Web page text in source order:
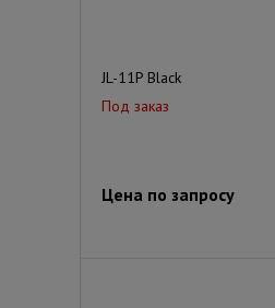
JL-11P Black
Под заказ
Цена по запросу